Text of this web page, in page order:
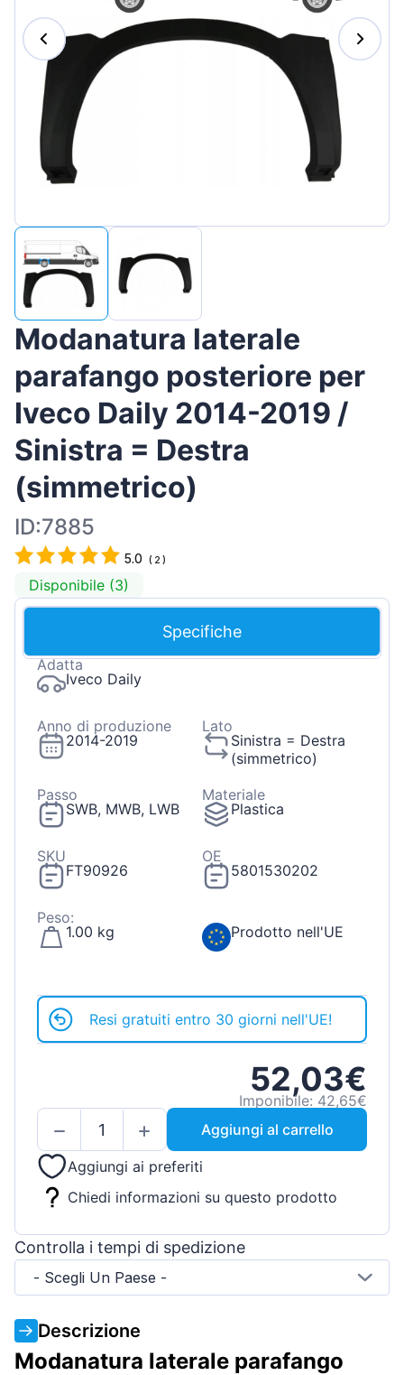
Magyar
Modanatura laterale
parafango posteriore per
Iveco Daily 2014-2019 /
Sinistra = Destra
(simmetrico)
ID:7885
5.0 ( 2 )
Disponibile (3)
Specifiche
Adatta
Iveco Daily
Anno di produzione
2014-2019
Lato
Sinistra = Destra
(simmetrico)
Passo
SWB, MWB, LWB
Materiale
Plastica
SKU
FT90926
OE
5801530202
Peso:
1.00 kg
Prodotto nell'UE
Resi gratuiti entro 30 giorni nell'UE!
52,03€
Imponibile: 42,65€
Aggiungi al carrello
Aggiungi ai preferiti
Chiedi informazioni su questo prodotto
Controlla i tempi di spedizione
- Scegli Un Paese -
Descrizione
Modanatura laterale parafango